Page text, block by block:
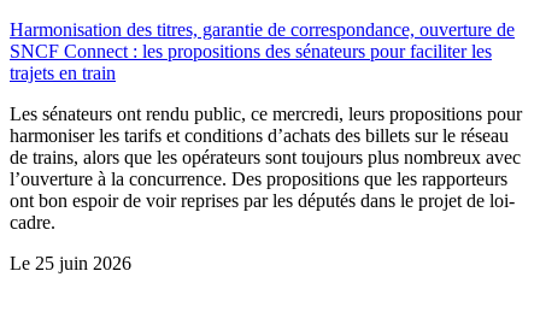
Harmonisation des titres, garantie de correspondance, ouverture de
SNCF Connect : les propositions des sénateurs pour faciliter les
trajets en train
Les sénateurs ont rendu public, ce mercredi, leurs propositions pour
harmoniser les tarifs et conditions d’achats des billets sur le réseau
de trains, alors que les opérateurs sont toujours plus nombreux avec
l’ouverture à la concurrence. Des propositions que les rapporteurs
ont bon espoir de voir reprises par les députés dans le projet de loi-
cadre.
Le 25 juin 2026